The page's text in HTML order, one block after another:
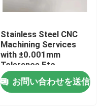
Stainless Steel CNC
Machining Services
with ±0.001mm
Tolerance Etc.
Customizable
Packaging
お問い合わせを送信